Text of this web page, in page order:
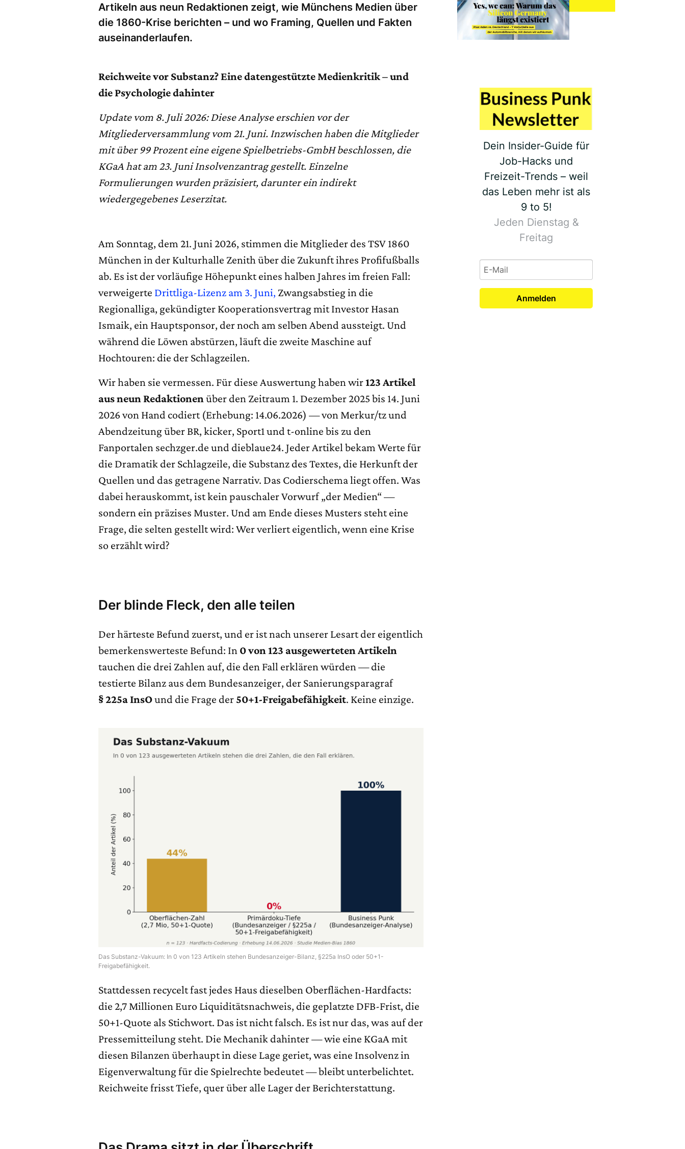
Artikeln aus neun Redaktionen zeigt, wie Münchens Medien über
die 1860-Krise berichten – und wo Framing, Quellen und Fakten
auseinanderlaufen.
Reichweite vor Substanz? Eine datengestützte Medienkritik – und
die Psychologie dahinter
Update vom 8. Juli 2026: Diese Analyse erschien vor der
Mitgliederversammlung vom 21. Juni. Inzwischen haben die Mitglieder
mit über 99 Prozent eine eigene Spielbetriebs-GmbH beschlossen, die
KGaA hat am 23. Juni Insolvenzantrag gestellt. Einzelne
Formulierungen wurden präzisiert, darunter ein indirekt
wiedergegebenes Leserzitat.
Am Sonntag, dem 21. Juni 2026, stimmen die Mitglieder des TSV 1860
München in der Kulturhalle Zenith über die Zukunft ihres Profifußballs
ab. Es ist der vorläufige Höhepunkt eines halben Jahres im freien Fall:
verweigerte Drittliga-Lizenz am 3. Juni, Zwangsabstieg in die
Regionalliga, gekündigter Kooperationsvertrag mit Investor Hasan
Ismaik, ein Hauptsponsor, der noch am selben Abend aussteigt. Und
während die Löwen abstürzen, läuft die zweite Maschine auf
Hochtouren: die der Schlagzeilen.
Wir haben sie vermessen. Für diese Auswertung haben wir123 Artikel
aus neun Redaktionen über den Zeitraum 1. Dezember 2025 bis 14. Juni
2026 von Hand codiert (Erhebung: 14.06.2026) — von Merkur/tz und
Abendzeitung über BR, kicker, Sport1 und t-online bis zu den
Fanportalen sechzger.de und dieblaue24. Jeder Artikel bekam Werte für
die Dramatik der Schlagzeile, die Substanz des Textes, die Herkunft der
Quellen und das getragene Narrativ. Das Codierschema liegt offen. Was
dabei herauskommt, ist kein pauschaler Vorwurf „der Medien“ —
sondern ein präzises Muster. Und am Ende dieses Musters steht eine
Frage, die selten gestellt wird: Wer verliert eigentlich, wenn eine Krise
so erzählt wird?
Der blinde Fleck, den alle teilen
Der härteste Befund zuerst, und er ist nach unserer Lesart der eigentlich
bemerkenswerteste Befund: In 0 von 123 ausgewerteten Artikeln
tauchen die drei Zahlen auf, die den Fall erklären würden — die
testierte Bilanz aus dem Bundesanzeiger, der Sanierungsparagraf
§ 225a InsOund die Frage der 50+1-Freigabefähigkeit. Keine einzige.
Das Substanz-Vakuum: In 0 von 123 Artikeln stehen Bundesanzeiger-Bilanz, §225a InsO oder 50+1-
Freigabefähigkeit.
Stattdessen recycelt fast jedes Haus dieselben Oberflächen-Hardfacts:
die 2,7 Millionen Euro Liquiditätsnachweis, die geplatzte DFB-Frist, die
50+1-Quote als Stichwort. Das ist nicht falsch. Es ist nur das, was auf der
Pressemitteilung steht. Die Mechanik dahinter — wie eine KGaA mit
diesen Bilanzen überhaupt in diese Lage geriet, was eine Insolvenz in
Eigenverwaltung für die Spielrechte bedeutet — bleibt unterbelichtet.
Reichweite frisst Tiefe, quer über alle Lager der Berichterstattung.
Dein Insider-Guide für
Job-Hacks und
Freizeit-Trends – weil
das Leben mehr ist als
9 to 5!
Jeden Dienstag &
Freitag
Anmelden